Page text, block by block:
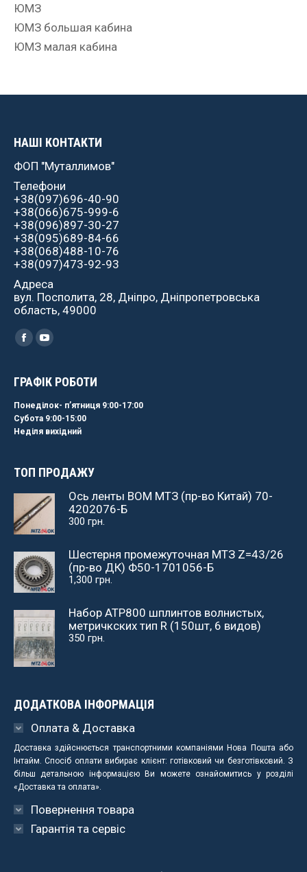
ЮМЗ
ЮМЗ большая кабина
ЮМЗ малая кабина
НАШІ КОНТАКТИ
ФОП "Муталлимов"
Телефони
+38(097)696-40-90
+38(066)675-999-6
+38(096)897-30-27
+38(095)689-84-66
+38(068)488-10-76
+38(097)473-92-93
Адреса
вул. Посполита, 28, Дніпро, Дніпропетровська
область, 49000
Найдите нас:
Facebook
YouTube
ГРАФІК РОБОТИ
Понеділок- пʼятниця 9:00-17:00
Субота 9:00-15:00
Неділя вихідний
ТОП ПРОДАЖУ
Ось ленты ВОМ МТЗ (пр-во Китай) 70-
4202076-Б
300 грн.
Шестерня промежуточная МТЗ Z=43/26
(пр-во ДК) Ф50-1701056-Б
1,300 грн.
Набор АТР800 шплинтов волнистых,
метричкских тип R (150шт, 6 видов)
350 грн.
ДОДАТКОВА ІНФОРМАЦІЯ
Оплата & Доставка
Доставка здійснюється транспортними компаніями Нова Пошта або
Інтайм. Спосіб оплати вибирає клієнт: готівковий чи безготівковий. З
більш детальною інформацією Ви можете ознайомитись у розділі
«Доставка та оплата».
Повернення товара
Гарантія та сервіс